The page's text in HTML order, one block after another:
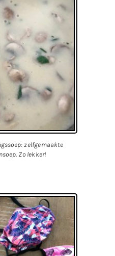
zelfgemaakte
Zo lekker!